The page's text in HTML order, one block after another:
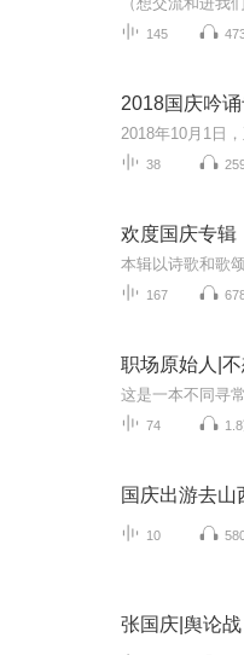
145
2018国庆吟
38
欢度国庆专辑
167
74
国庆出游去山
10
张国庆|舆论战